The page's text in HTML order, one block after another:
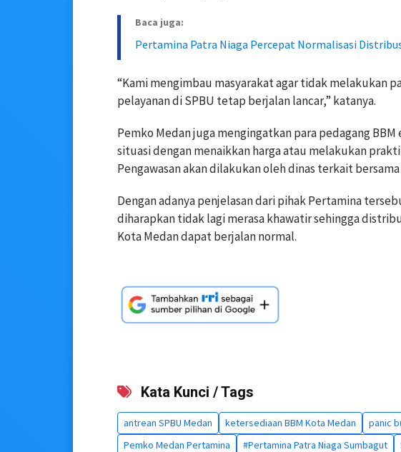
Baca juga:
Pertamina Patra Niaga Percepat Normalisasi
“Kami mengimbau masyarakat agar tidak melakukan
pelayanan di SPBU tetap berjalan lancar,” katanya.
Pemko Medan juga mengingatkan para pedagang
situasi dengan menaikkan harga atau melakukan
Pengawasan akan dilakukan oleh dinas terkait
Dengan adanya penjelasan dari pihak Pertamina
diharapkan tidak lagi merasa khawatir sehingga
Kota Medan dapat berjalan normal.
Kata Kunci / Tags
antrean SPBU Medan ketersediaan BBM Kota Medan
panic
Pemko Medan Pertamina
#Pertamina Patra Niaga Sumbagut